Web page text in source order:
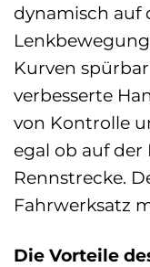
dynamisch auf
Kurven
verbesserte
von Kontrolle
egal ob auf der
Rennstrecke.
Fahrwerksatz
Die Vorteile